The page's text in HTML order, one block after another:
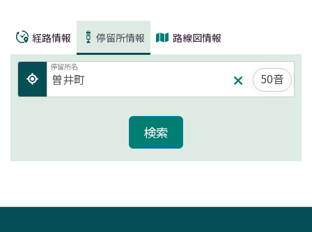
経路情報 停留所情報 路線図情報
停留所名
50音